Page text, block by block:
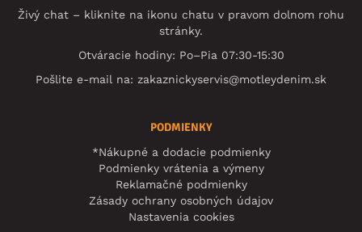
Živý chat – kliknite na ikonu chatu v pravom dolnom rohu
stránky.
Otváracie hodiny: Po–Pia 07:30-15:30
Pošlite e-mail na: zakaznickyservis@motleydenim.sk
PODMIENKY
*Nákupné a dodacie podmienky
Podmienky vrátenia a výmeny
Reklamačné podmienky
Zásady ochrany osobných údajov
Nastavenia cookies